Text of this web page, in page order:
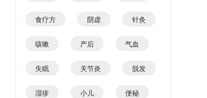
食疗方 阴虚 针灸
咳嗽 产后 气血
失眠 关节炎 脱发
湿疹 小儿 便秘